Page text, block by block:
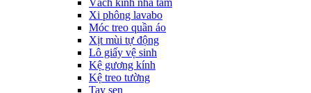
Vách kính nhà tắm
Xi phông lavabo
Móc treo quần áo
Xịt mùi tự động
Lô giấy vệ sinh
Kệ gương kính
Kệ treo tường
Tay sen